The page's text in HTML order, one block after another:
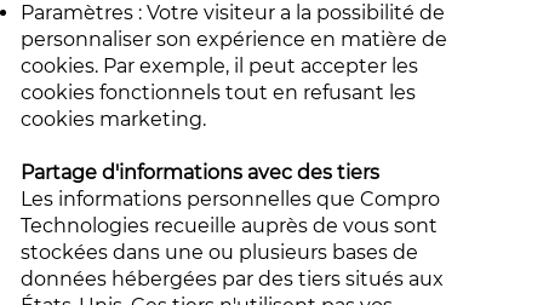
Paramètres : Votre visiteur a la possibilité de
personnaliser son expérience en matière de
cookies. Par exemple, il peut accepter les
cookies fonctionnels tout en refusant les
cookies marketing.
Partage d'informations avec des tiers
Les informations personnelles que Compro
Technologies recueille auprès de vous sont
stockées dans une ou plusieurs bases de
données hébergées par des tiers situés aux